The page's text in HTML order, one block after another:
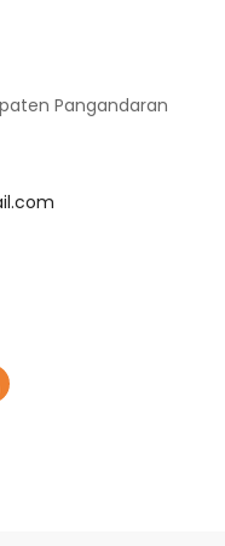
Pangandaran